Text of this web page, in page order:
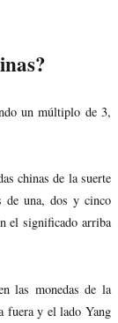
un múltiplo de 3,
chinas de la suerte
de una, dos y cinco
el significado arriba
las monedas de la
fuera y el lado Yang